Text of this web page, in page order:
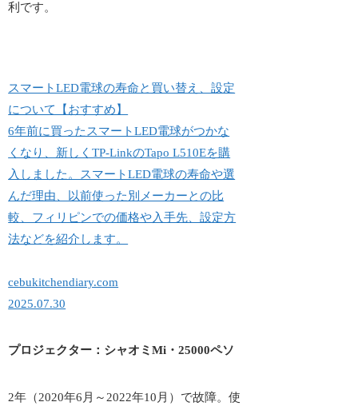
利です。
スマートLED電球の寿命と買い替え、設定
について【おすすめ】
6年前に買ったスマートLED電球がつかな
くなり、新しくTP-LinkのTapo L510Eを購
入しました。スマートLED電球の寿命や選
んだ理由、以前使った別メーカーとの比
較、フィリピンでの価格や入手先、設定方
法などを紹介します。
cebukitchendiary.com
2025.07.30
プロジェクター：シャオミMi・25000ペソ
2年（2020年6月～2022年10月）で故障。使